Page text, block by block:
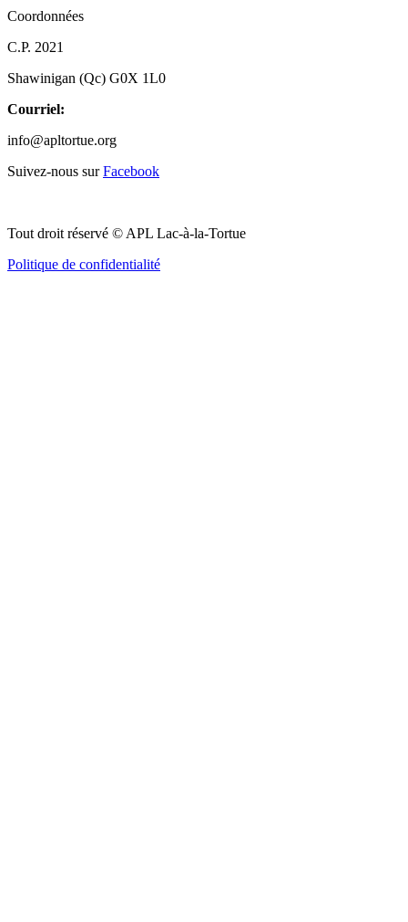
Coordonnées
C.P. 2021
Shawinigan (Qc) G0X 1L0
Courriel:
info@apltortue.org
Suivez-nous surFacebook
Tout droit réservé © APL Lac-à-la-Tortue
Politique de confidentialité